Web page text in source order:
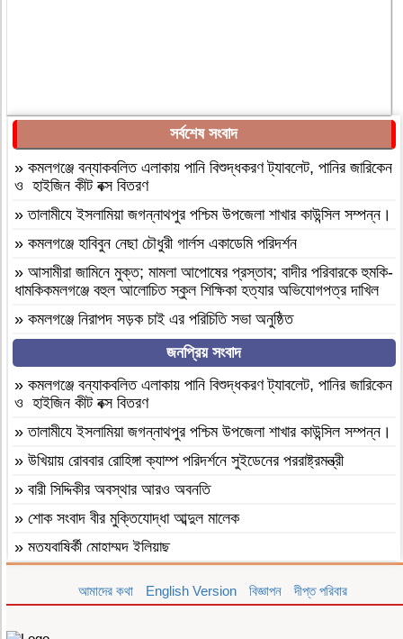
সর্বশেষ সংবাদ
» কমলগঞ্জে বন্যাকবলিত এলাকায় পানি বিশুদ্ধকরণ ট্যাবলেট, পানির জারিকেন
ও হাইজিন কীট বক্স বিতরণ
»‎তালামীযে ইসলামিয়া জগন্নাথপুর পশ্চিম উপজেলা শাখার কাউন্সিল সম্পন্ন।
» কমলগঞ্জে হাবিবুন নেছা চৌধুরী গার্লস একাডেমি পরিদর্শন
» আসামীরা জামিনে মুক্ত; মামলা আপোষের প্রস্তাব; বাদীর পরিবারকে হুমকি-
ধামকিকমলগঞ্জে বহুল আলোচিত স্কুল শিক্ষিকা হত্যার অভিযোগপত্র দাখিল
» কমলগঞ্জে নিরাপদ সড়ক চাই এর পরিচিতি সভা অনুষ্ঠিত
শোক সংবাদ॥ রসমোহন সিংহ ॥
ফ্যাসিবাদবিরোধী সমন্বিত শক্তির ফল জুলাই আন্দোলন: রেদোয়ান মাজহারি
» বগুড়া আদমদীঘিতে হিন্দু গৃহবধূকে শ্লীলতাহানির চেষ্টার অভিযোগে
গ্রেপ্তার-১
দশ বছ‌রে গ্রামীণ‌ফো‌সের মাইজিপি অ্যাপ
বগুড়া আদমদীঘিতে বাসা বাড়ীতে দুঃসাহসিক চুরি সংঘটিত
দুপচাঁচিয়া ট্রেনে কাটা পড়ে যুবকের মৃত্যু
চারপাশে সবকিছু আগের মতোই আছে, শুধু তোমরাই নেই”—উলুয়াইল
মাদ্রাসায় আলিম পরীক্ষার্থী ২০২৬ এর অশ্রুসিক্ত বিদায়।
সিলেট রেঞ্জের শ্রেষ্ঠ অফিসার ইনচার্জ নির্বাচিত হলেন মৌলভীবাজার মডেল
থানার অফিসার ইনচার্জ সাইফুল।
» বাংলাদেশ হরিজন ঐক্য পরিষদের ৭ দফা দাবি বাস্তবায়নের দাবীতে
জনপ্রিয় সংবাদ
» কমলগঞ্জে বন্যাকবলিত এলাকায় পানি বিশুদ্ধকরণ ট্যাবলেট, পানির জারিকেন
ও হাইজিন কীট বক্স বিতরণ
»‎তালামীযে ইসলামিয়া জগন্নাথপুর পশ্চিম উপজেলা শাখার কাউন্সিল সম্পন্ন।
» উখিয়ায় রোববার রোহিঙ্গা ক্যাম্প পরিদর্শনে সুইডেনের পররাষ্ট্রমন্ত্রী
» বারী সিদ্দিকীর অবস্থার আরও অবনতি
» শোক সংবাদ বীর মুক্তিযোদ্ধা আব্দুল মালেক
» মৃত্যুবাষির্কী মোহাম্মদ ইলিয়াছ
আমাদের কথা English Version বিজ্ঞাপন দীপ্ত পরিবার